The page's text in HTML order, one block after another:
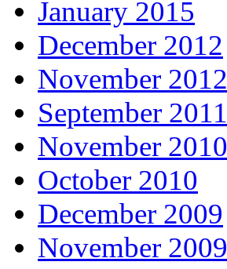
January 2015
December 2012
November 2012
September 2011
November 2010
October 2010
December 2009
November 2009